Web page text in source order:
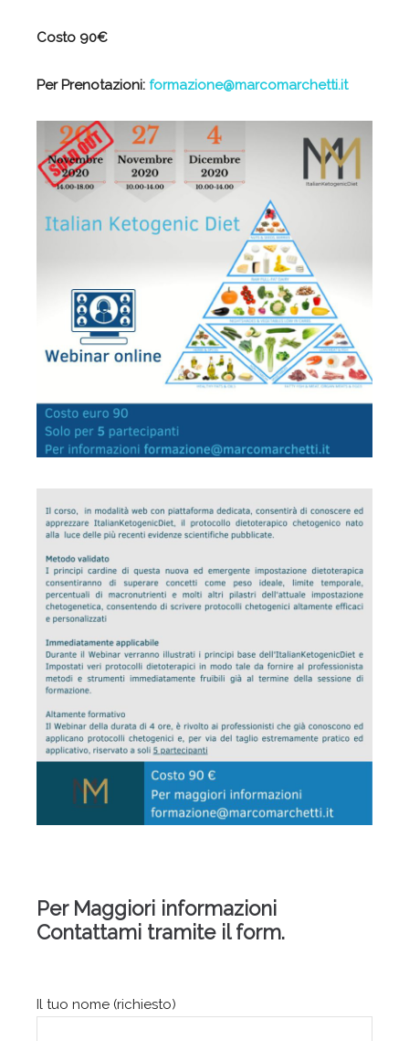
Costo 90€
Per Prenotazioni: formazione@marcomarchetti.it
Per Maggiori informazioni
Contattami tramite il form.
Il tuo nome (richiesto)